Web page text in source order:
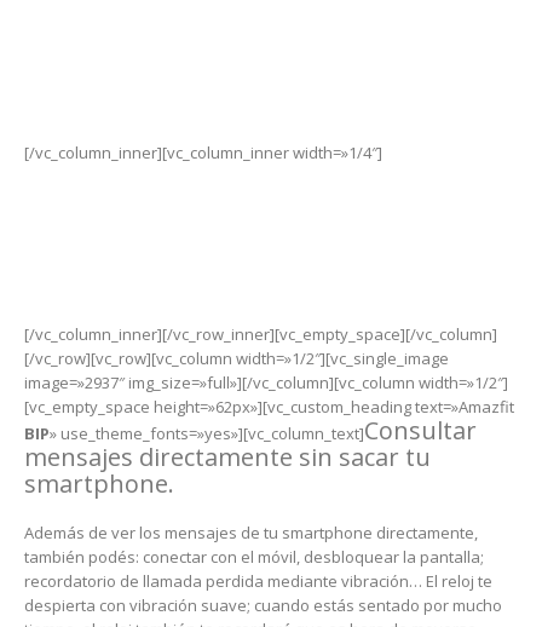
[/vc_column_inner][vc_column_inner width=»1/4″]
[/vc_column_inner][/vc_row_inner][vc_empty_space][/vc_column]
[/vc_row][vc_row][vc_column width=»1/2″][vc_single_image
image=»2937″ img_size=»full»][/vc_column][vc_column width=»1/2″]
[vc_empty_space height=»62px»][vc_custom_heading text=»Amazfit
BIP» use_theme_fonts=»yes»][vc_column_text]Consultar
mensajes directamente sin sacar tu
smartphone.
Además de ver los mensajes de tu smartphone directamente,
también podés: conectar con el móvil, desbloquear la pantalla;
recordatorio de llamada perdida mediante vibración… El reloj te
despierta con vibración suave; cuando estás sentado por mucho